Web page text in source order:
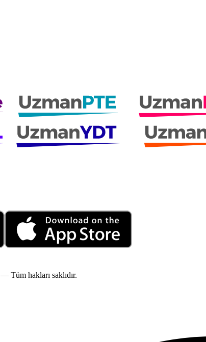
— Tüm hakları saklıdır.